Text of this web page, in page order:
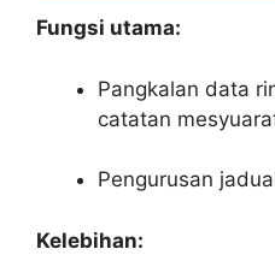
Fungsi utama:
Pangkalan data
catatan
Pengurusan
Kelebihan: